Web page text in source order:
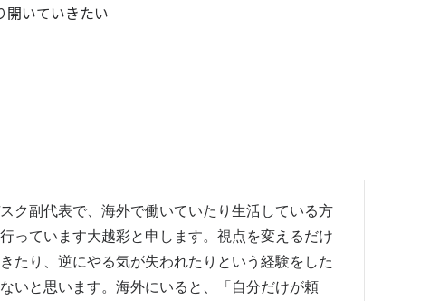
開いていきたい
ク副代表で、海外で働いていたり生活している方
っています大越彩と申します。視点を変えるだけ
たり、逆にやる気が失われたりという経験をした
いと思います。海外にいると、「自分だけが頼